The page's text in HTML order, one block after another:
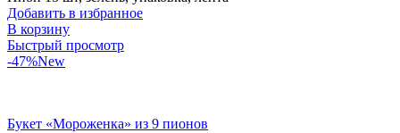
Добавить в избранное
В корзину
Быстрый просмотр
-47%New
Букет «Мороженка» из 9 пионов